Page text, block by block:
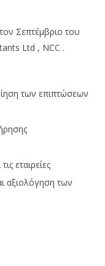
Σεπτέμβριο του
Ltd , NCC .
των επιπτώσεων
εταιρείες
αξιολόγηση των